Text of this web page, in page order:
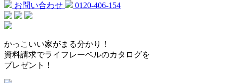
お問い合わせ 0120-406-154
かっこいい家がまる分かり！
資料請求でライフレーベルのカタログを
プレゼント！